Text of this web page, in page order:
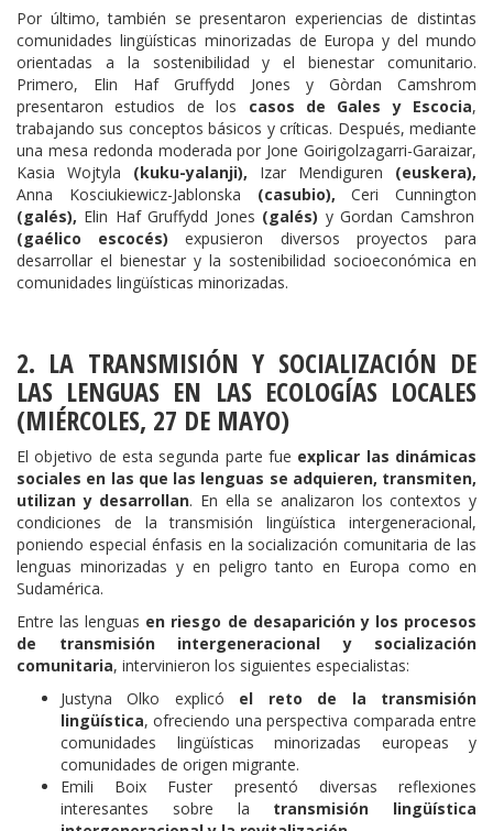
Por último, también se presentaron experiencias de distintas
comunidades lingüísticas minorizadas de Europa y del mundo
orientadas a la sostenibilidad y el bienestar comunitario.
Primero, Elin Haf Gruffydd Jones y Gòrdan Camshrom
presentaron estudios de los casos de Gales y Escocia,
trabajando sus conceptos básicos y críticas. Después, mediante
una mesa redonda moderada por Jone Goirigolzagarri-Garaizar,
Kasia Wojtyla (kuku-yalanji), Izar Mendiguren (euskera),
Anna Kosciukiewicz-Jablonska (casubio),Ceri Cunnington
(galés), Elin Haf Gruffydd Jones (galés) y Gordan Camshron
(gaélico escocés) expusieron diversos proyectos para
desarrollar el bienestar y la sostenibilidad socioeconómica en
comunidades lingüísticas minorizadas.
2. LA TRANSMISIÓN Y SOCIALIZACIÓN DE
LAS LENGUAS EN LAS ECOLOGÍAS LOCALES
(MIÉRCOLES, 27 DE MAYO)
El objetivo de esta segunda parte fue explicar las dinámicas
sociales en las que las lenguas se adquieren, transmiten,
utilizan y desarrollan. En ella se analizaron los contextos y
condiciones de la transmisión lingüística intergeneracional,
poniendo especial énfasis en la socialización comunitaria de las
lenguas minorizadas y en peligro tanto en Europa como en
Sudamérica.
Entre las lenguas en riesgo de desaparición y los procesos
de transmisión intergeneracional y socialización
comunitaria, intervinieron los siguientes especialistas:
Justyna Olko explicó el reto de la transmisión
lingüística, ofreciendo una perspectiva comparada entre
comunidades lingüísticas minorizadas europeas y
comunidades de origen migrante.
Emili Boix Fuster presentó diversas reflexiones
interesantes sobre la transmisión lingüística